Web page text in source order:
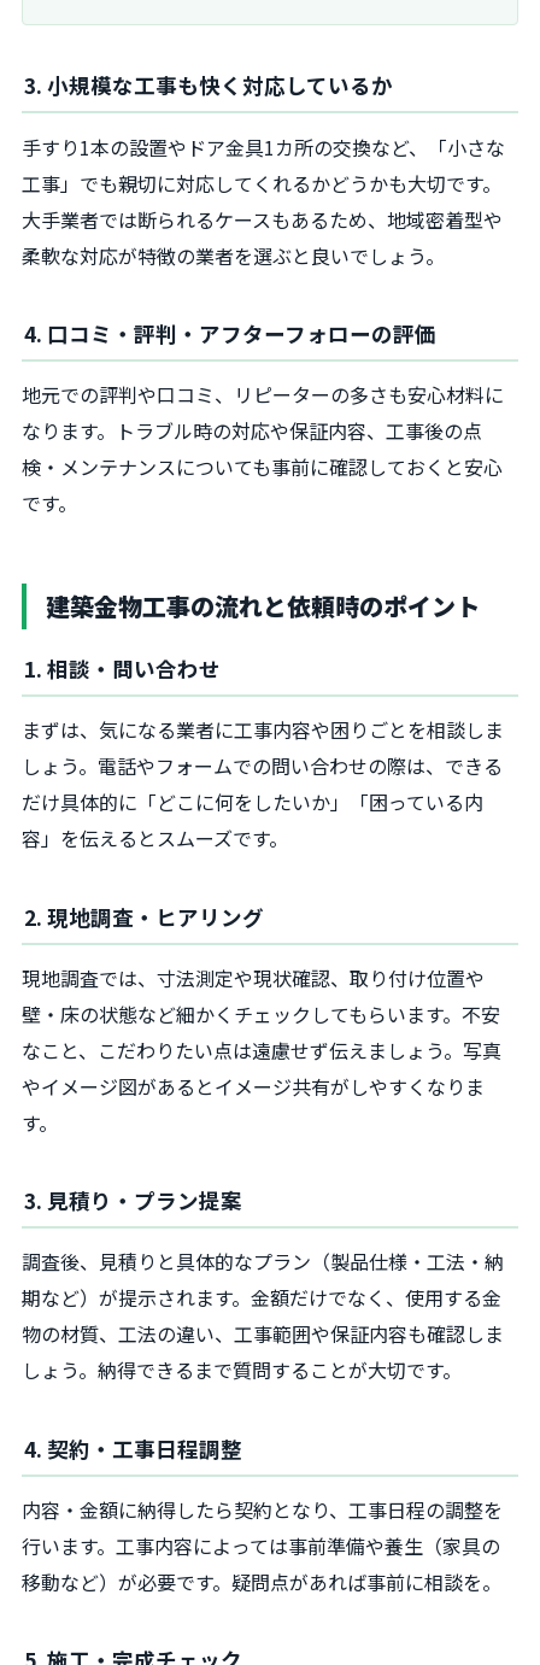
3. 小規模な工事も快く対応しているか
手すり1本の設置やドア金具1カ所の交換など、「小さな
工事」でも親切に対応してくれるかどうかも大切です。
大手業者では断られるケースもあるため、地域密着型や
柔軟な対応が特徴の業者を選ぶと良いでしょう。
4. 口コミ・評判・アフターフォローの評価
地元での評判や口コミ、リピーターの多さも安心材料に
なります。トラブル時の対応や保証内容、工事後の点
検・メンテナンスについても事前に確認しておくと安心
です。
建築金物工事の流れと依頼時のポイント
1. 相談・問い合わせ
まずは、気になる業者に工事内容や困りごとを相談しま
しょう。電話やフォームでの問い合わせの際は、できる
だけ具体的に「どこに何をしたいか」「困っている内
容」を伝えるとスムーズです。
2. 現地調査・ヒアリング
現地調査では、寸法測定や現状確認、取り付け位置や
壁・床の状態など細かくチェックしてもらいます。不安
なこと、こだわりたい点は遠慮せず伝えましょう。写真
やイメージ図があるとイメージ共有がしやすくなりま
す。
3. 見積り・プラン提案
調査後、見積りと具体的なプラン（製品仕様・工法・納
期など）が提示されます。金額だけでなく、使用する金
物の材質、工法の違い、工事範囲や保証内容も確認しま
しょう。納得できるまで質問することが大切です。
4. 契約・工事日程調整
内容・金額に納得したら契約となり、工事日程の調整を
行います。工事内容によっては事前準備や養生（家具の
移動など）が必要です。疑問点があれば事前に相談を。